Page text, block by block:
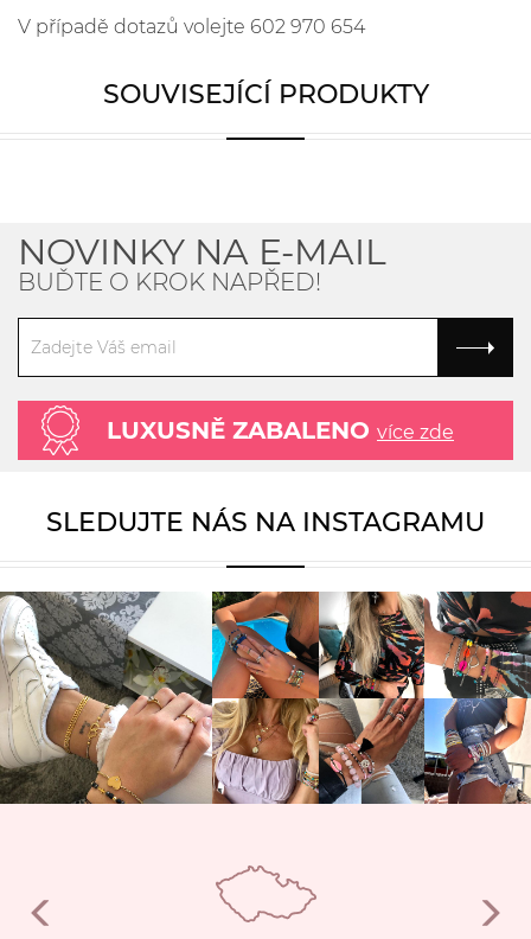
V případě dotazů volejte 602 970 654
SOUVISEJÍCÍ PRODUKTY
NOVINKY NA E-MAIL
BUĎTE O KROK NAPŘED!
LUXUSNĚ ZABALENO více zde
SLEDUJTE NÁS NA INSTAGRAMU